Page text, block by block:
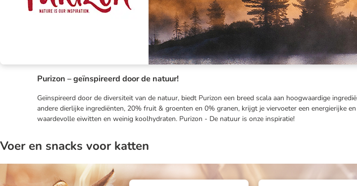
Purizon – geïnspireerd door de natuur!
Geïnspireerd door de diversiteit van de natuur, biedt Purizon een breed scala aan hoogwaardige
andere dierlijke ingrediënten, 20% fruit & groenten en 0% granen, krijgt je viervoeter een energierijke
waardevolle eiwitten en weinig koolhydraten. Purizon - De natuur is onze inspiratie!
Voer en snacks voor katten